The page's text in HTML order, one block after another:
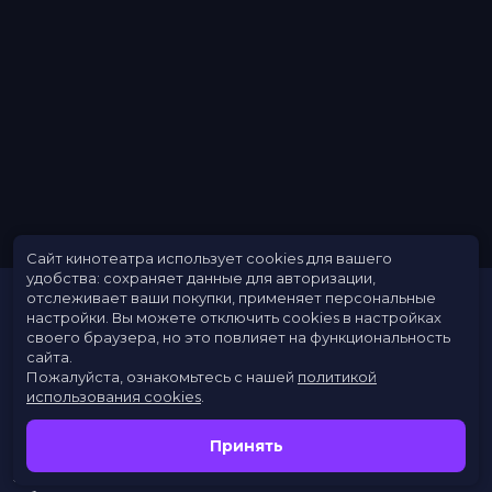
Расписание
Скоро в кино
Заведения
Сайт кинотеатра использует cookies для вашего
удобства: сохраняет данные для авторизации,
отслеживает ваши покупки, применяет персональные
настройки. Вы можете отключить cookies в настройках
своего браузера, но это повлияет на функциональность
сайта.
Пожалуйста, ознакомьтесь с нашей политикой
использования cookies
Принять